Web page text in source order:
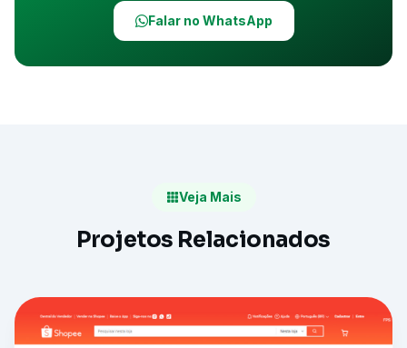
Falar no WhatsApp
Veja Mais
Projetos Relacionados